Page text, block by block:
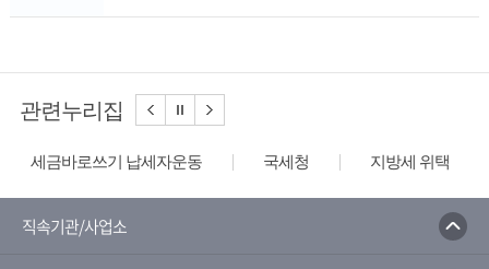
관련누리집
세금바로쓰기 납세자운동 국세청 지방세 위택스
직속기관/사업소